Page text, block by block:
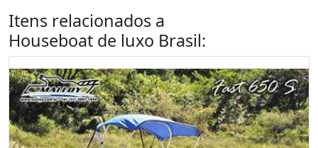
Itens relacionados a
Houseboat de luxo Brasil: